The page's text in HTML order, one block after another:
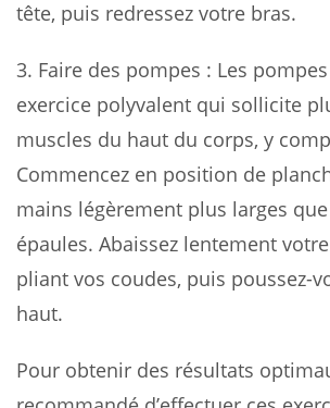
tête, puis redressez votre bras.
3. Faire des pompes : Les
exercice polyvalent qui sollicite
muscles du haut du corps, y
Commencez en position de
mains légèrement plus larges
épaules. Abaissez lentement
pliant vos coudes, puis poussez-
haut.
Pour obtenir des résultats